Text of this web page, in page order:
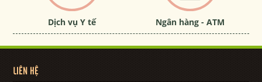
Dịch vụ Y tế Ngân hàng - ATM
LIÊN HỆ